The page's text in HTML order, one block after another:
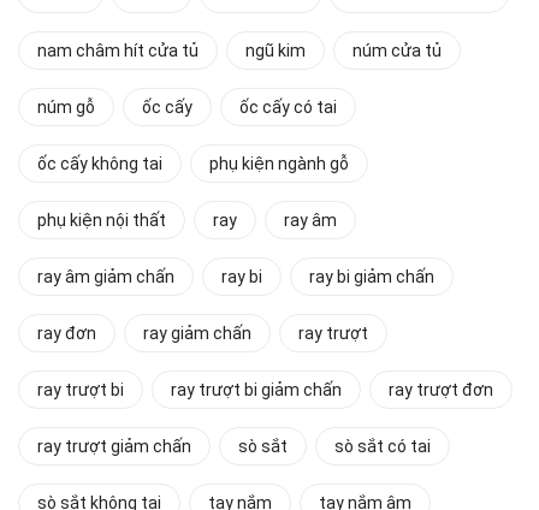
nam châm hít cửa tủ ngũ kim núm cửa tủ
núm gỗ ốc cấy ốc cấy có tai
ốc cấy không tai phụ kiện ngành gỗ
phụ kiện nội thất ray ray âm
ray âm giảm chấn ray bi ray bi giảm chấn
ray đơn ray giảm chấn ray trượt
ray trượt bi ray trượt bi giảm chấn ray trượt đơn
ray trượt giảm chấn sò sắt sò sắt có tai
sò sắt không tai tay nắm tay nắm âm